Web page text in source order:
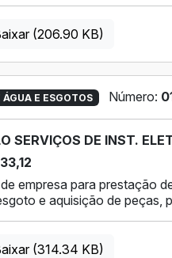
(206.90 KB)
E ESGOTOS Número:
SERVIÇOS DE INST.
empresa para prestação
e aquisição de peças,
(314.34 KB)